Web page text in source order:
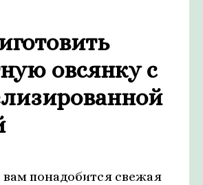
овсянку с
понадобится свежая